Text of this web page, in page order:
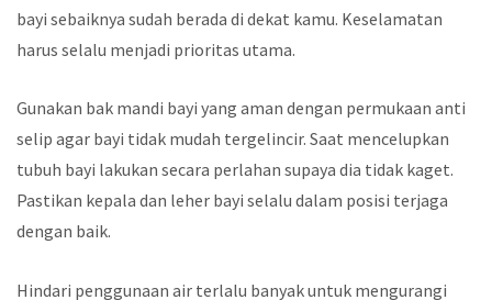
bayi sebaiknya sudah berada di dekat kamu. Keselamatan
harus selalu menjadi prioritas utama.
Gunakan bak mandi bayi yang aman dengan permukaan anti
selip agar bayi tidak mudah tergelincir. Saat mencelupkan
tubuh bayi lakukan secara perlahan supaya dia tidak kaget.
Pastikan kepala dan leher bayi selalu dalam posisi terjaga
dengan baik.
Hindari penggunaan air terlalu banyak untuk mengurangi